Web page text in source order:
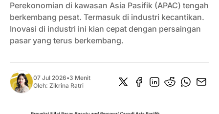
Perekonomian di kawasan Asia Pasifik (APAC) tengah
berkembang pesat. Termasuk di industri kecantikan.
Inovasi di industri ini kian cepat dengan persaingan
pasar yang terus berkembang.
07 Jul 2026•3 Menit
Oleh: Zikrina Ratri